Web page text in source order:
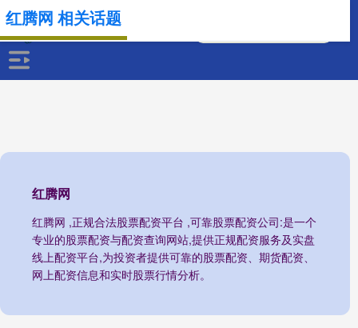
红腾网
红腾网 ,正规合法股票配资平台 ,可靠股票配资公司:是一个
专业的股票配资与配资查询网站,提供正规配资服务及实盘
线上配资平台,为投资者提供可靠的股票配资、期货配资、
网上配资信息和实时股票行情分析。
红腾网 相关话题